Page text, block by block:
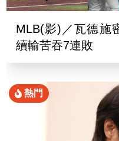
MLB(影)／瓦德施
續輸苦吞7連敗
熱門